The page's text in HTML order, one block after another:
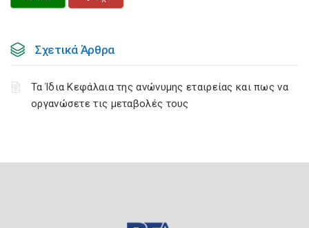
Σχετικά Άρθρα
Τα Ίδια Κεφάλαια της ανώνυμης εταιρείας και πως να
οργανώσετε τις μεταβολές τους